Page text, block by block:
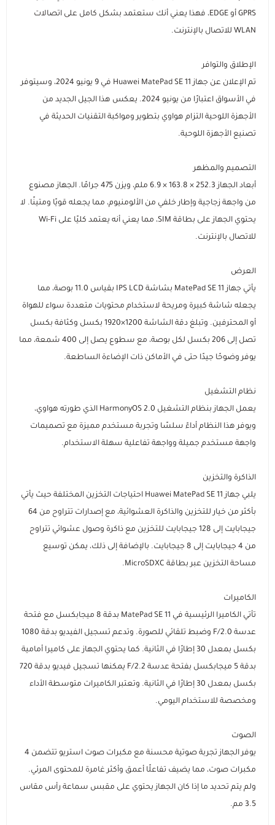
الاجهزة المستعملة
عرض الكل
استاندات وقواعد الايبات
ملحقات الايباد
عرض الكل
كفرات ايباد
أقلام ذكية
اكسسوارات ايفون 17
ايفون 16
ايفون 15
كفرات سامسونج
استاندات وقواعد الجوال
حامل تثبيت الجوال والكاميرا
منصات وقواعد الشحن
بطاريات متنقلة باوربانك
شاحن جداري
شواحن سيارة
شاحن لا سلكي
توصيلات كهربائية
السماعات
عرض الكل
سماعات أذن لاسلكية
سماعات سلكية
سماعات الرأس
مكبرات الصوت
ميكروفونات احترافية
وصلات ومحولات الصوت
اضاءات تصوير
كاميرات تصوير
عرض الكل
راوترات ومودمات منزلية
عرض الكل
راوترات متنقلة
روترات ومودمات منزلية
مقويات إشارة الشبكة
أجهزة المنزل الذكي
كاميرات المراقبة
مستلزمات السيارات
عرض الكل
داش كام
قواعد تثبيت الجوال للسيارة
شواحن ومحولات السيارة
اشتراكات ومشغلات بطارية السيارة
ملحقات سيارة متعددة
الإكسسوارات والحماية
عرض الكل
بكجات الحماية
عرض الكل
بكجات حماية ايفون
بكجات حماية سامسونج
شاشات الحماية
شاشات حماية ايباد
حماية الكاميرا والعدسات
الألعاب والترفيه
رهيبنا
المنتجات الدراسية والمكتبية
عرض الكل
أدوات مكتبية ذكية
مستلزمات الطلاب
GPRS أو EDGE، فهذا يعني أنك ستعتمد بشكل كامل على اتصالات
WLAN للاتصال بالإنترنت.
الإطلاق والتوافر
تم الإعلان عن جهاز Huawei MatePad SE 11 في 9 يونيو 2024، وسيتوفر
في الأسواق اعتبارًا من يونيو 2024. يعكس هذا الجيل الجديد من
الأجهزة اللوحية التزام هواوي بتطوير ومواكبة التقنيات الحديثة في
تصنيع الأجهزة اللوحية.
التصميم والمظهر
أبعاد الجهاز 252.3 × 163.8 × 6.9 ملم، ويزن 475 جرامًا. الجهاز مصنوع
من واجهة زجاجية وإطار خلفي من الألومنيوم، مما يجعله قويًا ومتينًا. لا
يحتوي الجهاز على بطاقة SIM، مما يعني أنه يعتمد كليًا على Wi-Fi
للاتصال بالإنترنت.
العرض
يأتي جهاز MatePad SE 11 بشاشة IPS LCD بقياس 11.0 بوصة، مما
يجعله شاشة كبيرة ومريحة لاستخدام محتويات متعددة سواء للهواة
أو المحترفين. وتبلغ دقة الشاشة 1200×1920 بكسل وكثافة بكسل
تصل إلى 206 بكسل لكل بوصة، مع سطوع يصل إلى 400 شمعة، مما
يوفر وضوحًا جيدًا حتى في الأماكن ذات الإضاءة الساطعة.
نظام التشغيل
يعمل الجهاز بنظام التشغيل HarmonyOS 2.0 الذي طورته هواوي،
ويوفر هذا النظام أداءً سلسًا وتجربة مستخدم مميزة مع تصميمات
واجهة مستخدم جميلة وواجهة تفاعلية سهلة الاستخدام.
الذاكرة والتخزين
يلبي جهاز Huawei MatePad SE 11 احتياجات التخزين المختلفة حيث يأتي
بأكثر من خيار للتخزين والذاكرة العشوائية، مع إصدارات تتراوح من 64
جيجابايت إلى 128 جيجابايت للتخزين مع ذاكرة وصول عشوائي تتراوح
من 4 جيجابايت إلى 8 جيجابايت. بالإضافة إلى ذلك، يمكن توسيع
مساحة التخزين عبر بطاقة MicroSDXC.
الكاميرات
تأتي الكاميرا الرئيسية في MatePad SE 11 بدقة 8 ميجابكسل مع فتحة
عدسة F/2.0 وضبط تلقائي للصورة. وتدعم تسجيل الفيديو بدقة 1080
بكسل بمعدل 30 إطارًا في الثانية. كما يحتوي الجهاز على كاميرا أمامية
بدقة 5 ميجابكسل بفتحة عدسة F/2.2 يمكنها تسجيل فيديو بدقة 720
بكسل بمعدل 30 إطارًا في الثانية. وتعتبر الكاميرات متوسطة الأداء
ومخصصة للاستخدام اليومي.
الصوت
يوفر الجهاز تجربة صوتية محسنة مع مكبرات صوت استريو تتضمن 4
مكبرات صوت، مما يضيف تفاعلًا أعمق وأكثر غامرة للمحتوى المرئي.
ولم يتم تحديد ما إذا كان الجهاز يحتوي على مقبس سماعة رأس مقاس
3.5 مم.